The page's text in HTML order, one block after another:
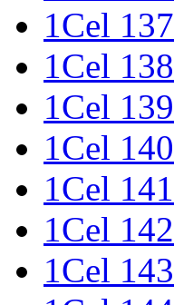
1Cel 137
1Cel 138
1Cel 139
1Cel 140
1Cel 141
1Cel 142
1Cel 143